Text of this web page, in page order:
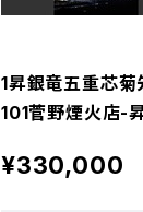
1昇銀竜五重芯
101菅野煙火店-
¥330,000